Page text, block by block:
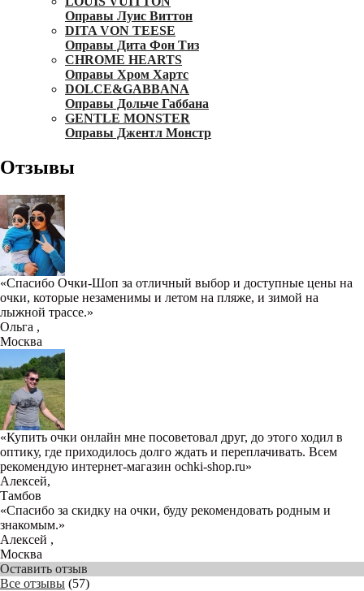
Оправы Луис Виттон
DITA VON TEESE
Оправы Дита Фон Тиз
CHROME HEARTS
Оправы Хром Хартс
DOLCE&GABBANA
Оправы Дольче Габбана
GENTLE MONSTER
Оправы Джентл Монстр
Отзывы
«Спасибо Очки-Шоп за отличный выбор и доступные цены на
очки, которые незаменимы и летом на пляже, и зимой на
лыжной трассе.»
Ольга ,
Москва
«Купить очки онлайн мне посоветовал друг, до этого ходил в
оптику, где приходилось долго ждать и переплачивать. Всем
рекомендую интернет-магазин ochki-shop.ru»
Алексей,
Тамбов
«Спасибо за скидку на очки, буду рекомендовать родным и
знакомым.»
Алексей ,
Москва
Оставить отзыв
Все отзывы (57)